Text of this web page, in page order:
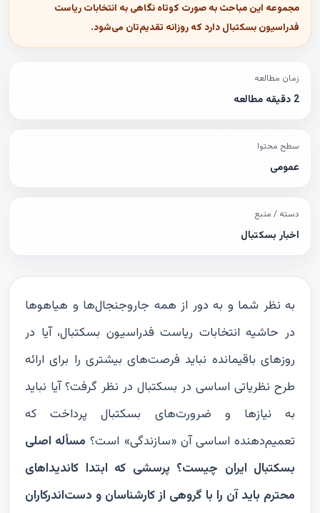
مجموعه این مباحث به صورت کوتاه نگاهی به انتخابات ریاست
فدراسیون بسکتبال دارد که روزانه تقدیم‌تان می‌شود.
زمان مطالعه
2 دقیقه مطالعه
سطح محتوا
عمومی
دسته / منبع
اخبار بسکتبال
به نظر شما و به دور از همه جاروجنجال‌ها و هیاهوها
در حاشیه انتخابات ریاست فدراسیون بسکتبال، آیا در
روزهای باقیمانده نباید فرصت‌های بیشتری را برای ارائه
طرح نظریاتی اساسی در بسکتبال در نظر گرفت؟ آیا نباید
به نیازها و ضرورت‌های بسکتبال پرداخت که
تعمیم‌دهنده اساسی آن «سازندگی» است؟ مسأله اصلی
بسکتبال ایران چیست؟ پرسشی که ابتدا کاندیداهای
محترم باید آن را با گروهی از کارشناسان و دست‌اندرکاران